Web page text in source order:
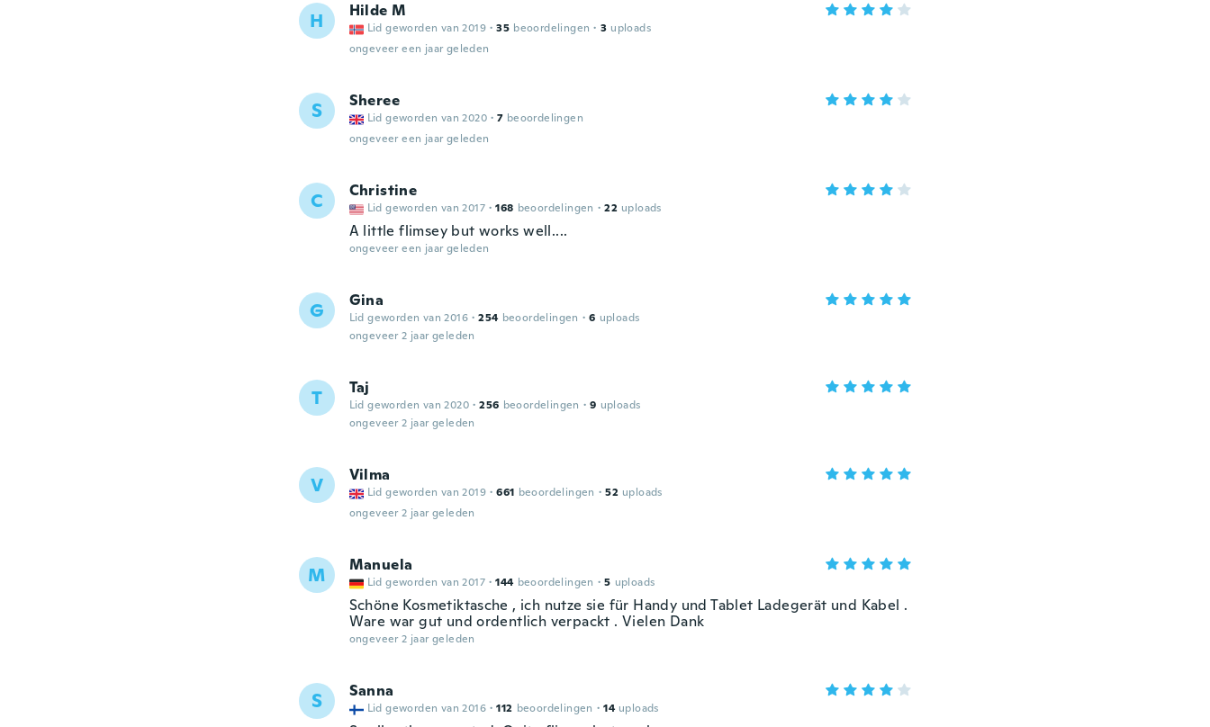
H Hilde M
Lid geworden van 2019 · 35 beoordelingen · 3 uploads
ongeveer een jaar geleden
S Sheree
Lid geworden van 2020 · 7 beoordelingen
ongeveer een jaar geleden
C Christine
Lid geworden van 2017 · 168 beoordelingen · 22 uploads
A little flimsey but works well....
ongeveer een jaar geleden
G Gina
Lid geworden van 2016 · 254 beoordelingen · 6 uploads
ongeveer 2 jaar geleden
T Taj
Lid geworden van 2020 · 256 beoordelingen · 9 uploads
ongeveer 2 jaar geleden
V Vilma
Lid geworden van 2019 · 661 beoordelingen · 52 uploads
ongeveer 2 jaar geleden
M Manuela
Lid geworden van 2017 · 144 beoordelingen · 5 uploads
Schöne Kosmetiktasche , ich nutze sie für Handy und Tablet Ladegerät und Kabel .
Ware war gut und ordentlich verpackt . Vielen Dank
ongeveer 2 jaar geleden
S Sanna
Lid geworden van 2016 · 112 beoordelingen · 14 uploads